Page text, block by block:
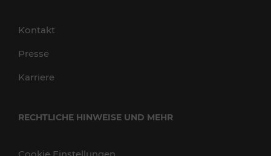
Kontakt
Presse
Karriere
RECHTLICHE HINWEISE UND MEHR